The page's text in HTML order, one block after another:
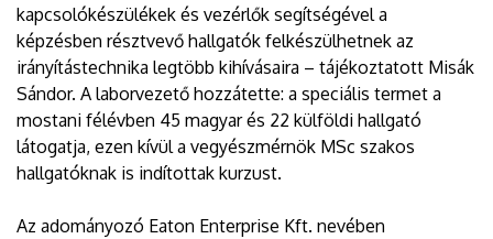
kapcsolókészülékek és vezérlők segítségével a
képzésben résztvevő hallgatók felkészülhetnek az
irányítástechnika legtöbb kihívásaira – tájékoztatott Misák
Sándor. A laborvezető hozzátette: a speciális termet a
mostani félévben 45 magyar és 22 külföldi hallgató
látogatja, ezen kívül a vegyészmérnök MSc szakos
hallgatóknak is indítottak kurzust.
Az adományozó Eaton Enterprise Kft. nevében